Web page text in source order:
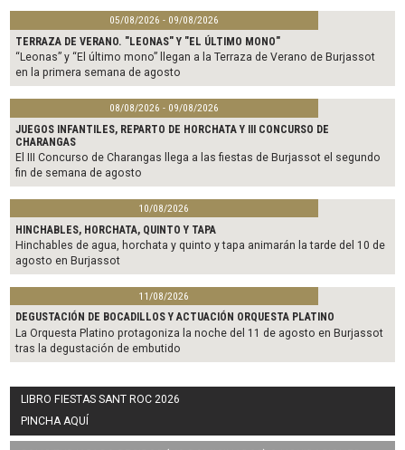
05/08/2026 - 09/08/2026
TERRAZA DE VERANO. "LEONAS" Y "EL ÚLTIMO MONO"
“Leonas” y “El último mono” llegan a la Terraza de Verano de Burjassot
en la primera semana de agosto
08/08/2026 - 09/08/2026
JUEGOS INFANTILES, REPARTO DE HORCHATA Y III CONCURSO DE
CHARANGAS
El III Concurso de Charangas llega a las fiestas de Burjassot el segundo
fin de semana de agosto
10/08/2026
HINCHABLES, HORCHATA, QUINTO Y TAPA
Hinchables de agua, horchata y quinto y tapa animarán la tarde del 10 de
agosto en Burjassot
11/08/2026
DEGUSTACIÓN DE BOCADILLOS Y ACTUACIÓN ORQUESTA PLATINO
La Orquesta Platino protagoniza la noche del 11 de agosto en Burjassot
tras la degustación de embutido
LIBRO FIESTAS SANT ROC 2026
PINCHA AQUÍ